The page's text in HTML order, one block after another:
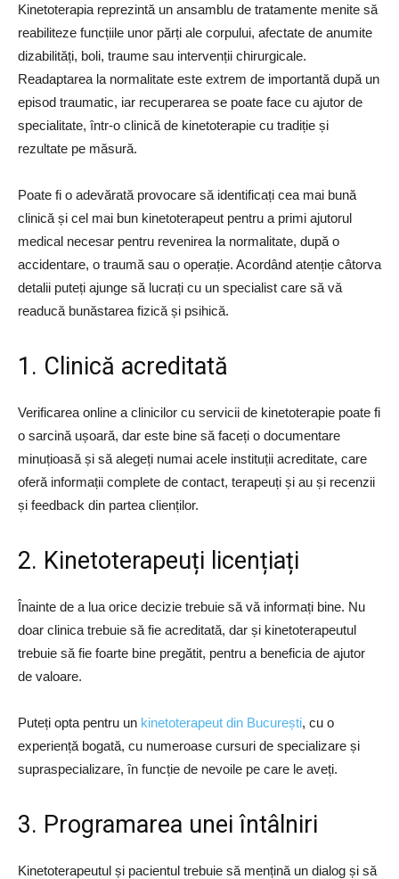
Kinetoterapia reprezintă un ansamblu de tratamente menite să
reabiliteze funcțiile unor părți ale corpului, afectate de anumite
dizabilități, boli, traume sau intervenții chirurgicale.
Readaptarea la normalitate este extrem de importantă după un
episod traumatic, iar recuperarea se poate face cu ajutor de
specialitate, într-o clinică de kinetoterapie cu tradiție și
rezultate pe măsură.
Poate fi o adevărată provocare să identificați cea mai bună
clinică și cel mai bun kinetoterapeut pentru a primi ajutorul
medical necesar pentru revenirea la normalitate, după o
accidentare, o traumă sau o operație. Acordând atenție câtorva
detalii puteți ajunge să lucrați cu un specialist care să vă
readucă bunăstarea fizică și psihică.
1. Clinică acreditată
Verificarea online a clinicilor cu servicii de kinetoterapie poate fi
o sarcină ușoară, dar este bine să faceți o documentare
minuțioasă și să alegeți numai acele instituții acreditate, care
oferă informații complete de contact, terapeuți și au și recenzii
și feedback din partea clienților.
2. Kinetoterapeuți licențiați
Înainte de a lua orice decizie trebuie să vă informați bine. Nu
doar clinica trebuie să fie acreditată, dar și kinetoterapeutul
trebuie să fie foarte bine pregătit, pentru a beneficia de ajutor
de valoare.
Puteți opta pentru un kinetoterapeut din București, cu o
experiență bogată, cu numeroase cursuri de specializare și
supraspecializare, în funcție de nevoile pe care le aveți.
3. Programarea unei întâlniri
Kinetoterapeutul și pacientul trebuie să mențină un dialog și să